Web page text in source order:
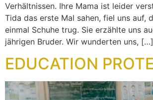
Verhältnissen. Ihre Mama ist leider
Tida das erste Mal sahen, fiel uns auf,
einmal Schuhe trug. Sie erzählte uns
jährigen Bruder. Wir wunderten uns, […]
EDUCATION